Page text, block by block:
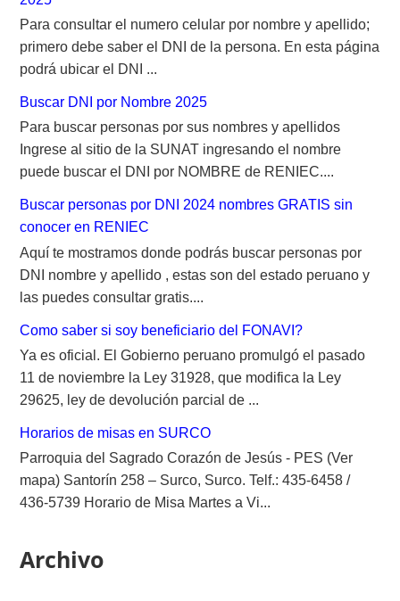
Para consultar el numero celular por nombre y apellido;
primero debe saber el DNI de la persona. En esta página
podrá ubicar el DNI ...
Buscar DNI por Nombre 2025
Para buscar personas por sus nombres y apellidos
Ingrese al sitio de la SUNAT ingresando el nombre
puede buscar el DNI por NOMBRE de RENIEC....
Buscar personas por DNI 2024 nombres GRATIS sin
conocer en RENIEC
Aquí te mostramos donde podrás buscar personas por
DNI nombre y apellido , estas son del estado peruano y
las puedes consultar gratis....
Como saber si soy beneficiario del FONAVI?
Ya es oficial. El Gobierno peruano promulgó el pasado
11 de noviembre la Ley 31928, que modifica la Ley
29625, ley de devolución parcial de ...
Horarios de misas en SURCO
Parroquia del Sagrado Corazón de Jesús - PES (Ver
mapa) Santorín 258 – Surco, Surco. Telf.: 435-6458 /
436-5739 Horario de Misa Martes a Vi...
Archivo